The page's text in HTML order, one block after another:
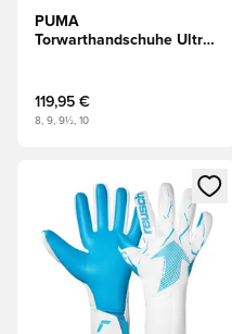
PUMA
Torwarthandschuhe Ultra
LIMITED EDITION
119,95 €
8, 9, 9½, 10
Öffnet ein neues Fenster